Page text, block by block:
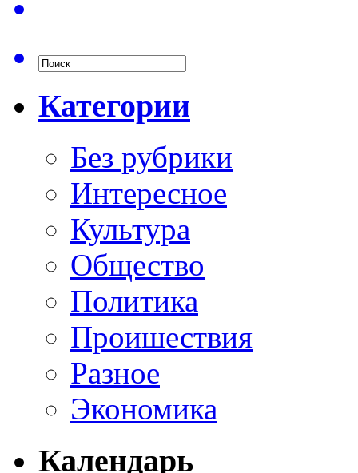
Категории
Без рубрики
Интересное
Культура
Общество
Политика
Проишествия
Разное
Экономика
Календарь